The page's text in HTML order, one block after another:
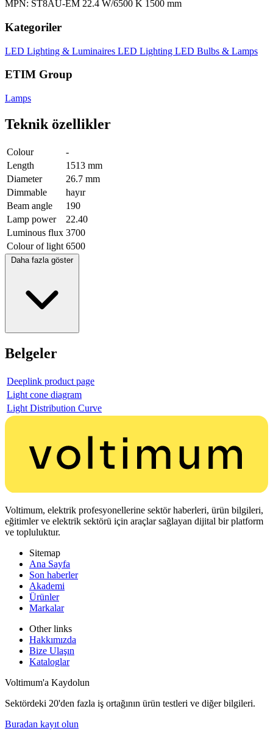
MPN: ST8AU-EM 22.4 W/6500 K 1500 mm
Kategoriler
LED Lighting & Luminaires LED Lighting LED Bulbs & Lamps
ETIM Group
Lamps
Teknik özellikler
Colour
-
Length
1513 mm
Diameter
26.7 mm
Dimmable
hayır
Beam angle
190
Lamp power
22.40
Luminous flux 3700
Colour of light 6500
Daha fazla göster
Belgeler
Deeplink product page
Light cone diagram
Light Distribution Curve
Voltimum, elektrik profesyonellerine sektör haberleri, ürün bilgileri,
eğitimler ve elektrik sektörü için araçlar sağlayan dijital bir platform
ve topluluktur.
Sitemap
Ana Sayfa
Son haberler
Akademi
Ürünler
Markalar
Other links
Hakkımızda
Bize Ulaşın
Kataloglar
Voltimum'a Kaydolun
Sektördeki 20'den fazla iş ortağının ürün testleri ve diğer bilgileri.
Buradan kayıt olun